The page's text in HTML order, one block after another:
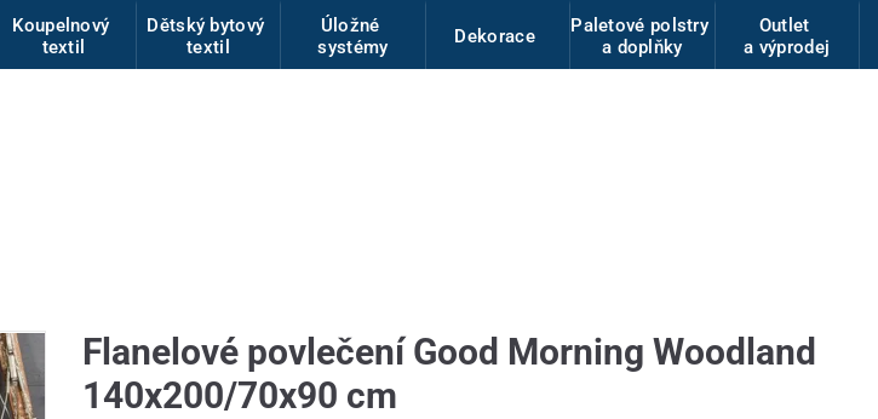
Koupelnový
textil
Dětský bytový
textil
Úložné
systémy
Dekorace
Paletové polstry
a doplňky
Outlet
a výprodej
Flanelové povlečení Good Morning Woodland
140x200/70x90 cm